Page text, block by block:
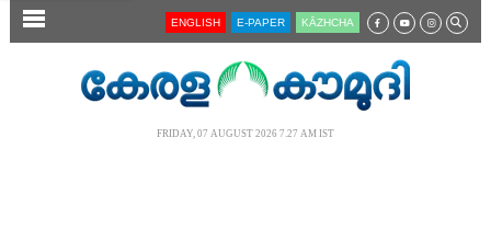
SECTIONS ENGLISH E-PAPER KĀZHCHA
FRIDAY, 07 AUGUST 2026 7.27 AM IST